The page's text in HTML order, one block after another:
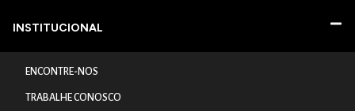
INSTITUCIONAL
ENCONTRE-NOS
TRABALHE CONOSCO